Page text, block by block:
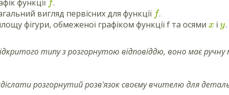
функції f.
вигляд первісних для функції f.
фігури, обмеженої графіком функції f та осями x iy.
типу з розгорнутою відповіддю, воно має ручну
розгорнутий розв'язок своєму вчителю для